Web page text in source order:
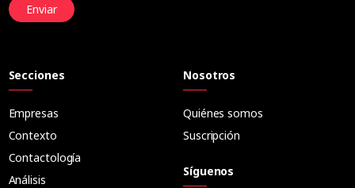
Enviar
Secciones
Empresas
Contexto
Contactología
Análisis
Nosotros
Quiénes somos
Suscripción
Síguenos